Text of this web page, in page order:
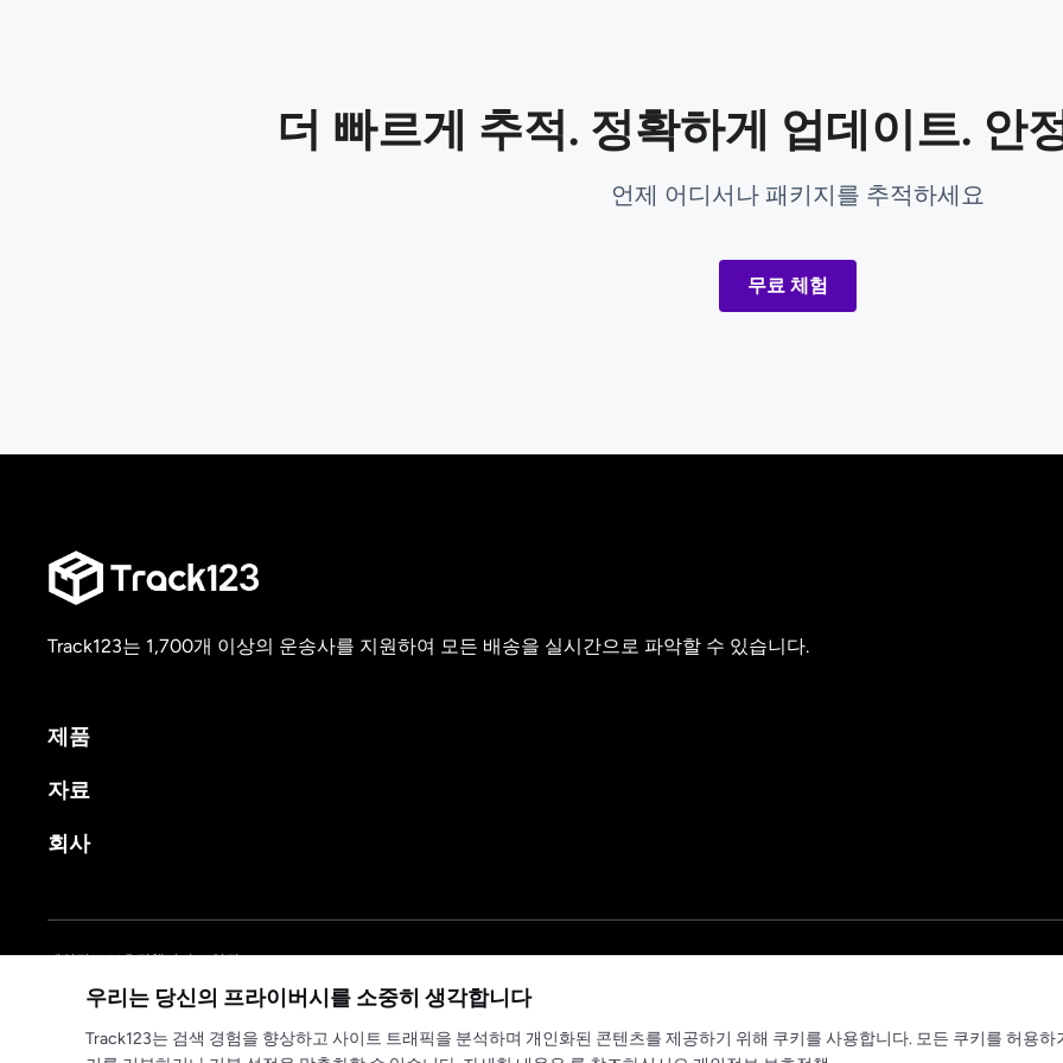
더 빠르게 추적. 정확하게 업데이트. 안
언제 어디서나 패키지를 추적하세요
무료 체험
Track123는 1,700개 이상의 운송사를 지원하여 모든 배송을 실시간으로 파악할 수 있습니다.
제품
자료
회사
개인정보 보호정책서비스 약관
© 2025 track123. 무단복제 및 전재를 금합니다
우리는 당신의 프라이버시를 소중히 생각합니다
Track123는 검색 경험을 향상하고 사이트 트래픽을 분석하며 개인화된 콘텐츠를 제공하기 위해 쿠키를 사용합니다. 모든 쿠키를 허용